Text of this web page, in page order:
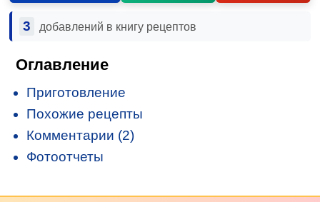
3 добавлений в книгу рецептов
Оглавление
Приготовление
Похожие рецепты
Комментарии (2)
Фотоотчеты